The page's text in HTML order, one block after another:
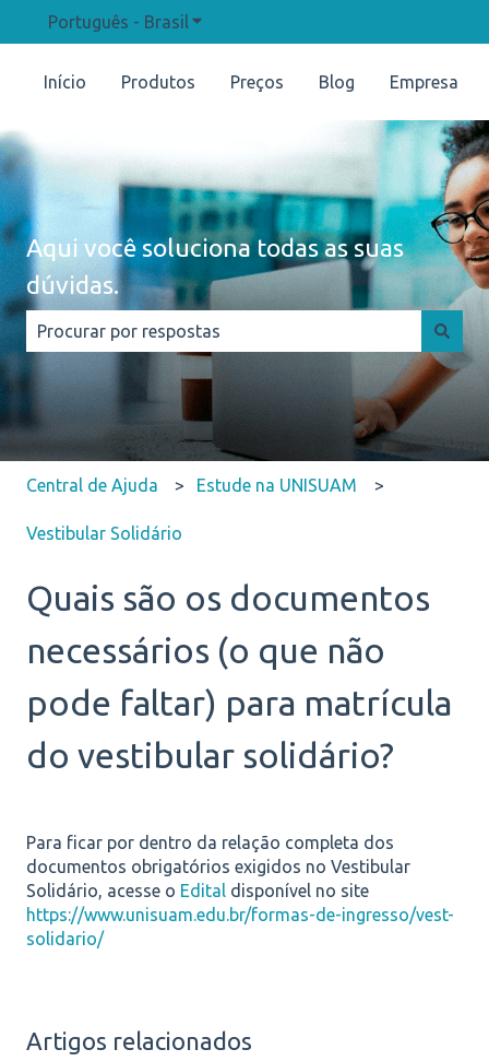
Português - BrasilMostrar submenu para traduções
Início Produtos Preços Blog Empresa
Aqui você soluciona todas as suas
dúvidas.
Não há sugestões porque o campo de pesquisa está
Central de Ajuda Estude na UNISUAM
Vestibular Solidário
Quais são os documentos
necessários (o que não
pode faltar) para matrícula
do vestibular solidário?
Para ficar por dentro da relação completa dos
documentos obrigatórios exigidos no Vestibular
Solidário, acesse o Edital disponível no site
https://www.unisuam.edu.br/formas-de-ingresso/vest-
solidario/
Artigos relacionados